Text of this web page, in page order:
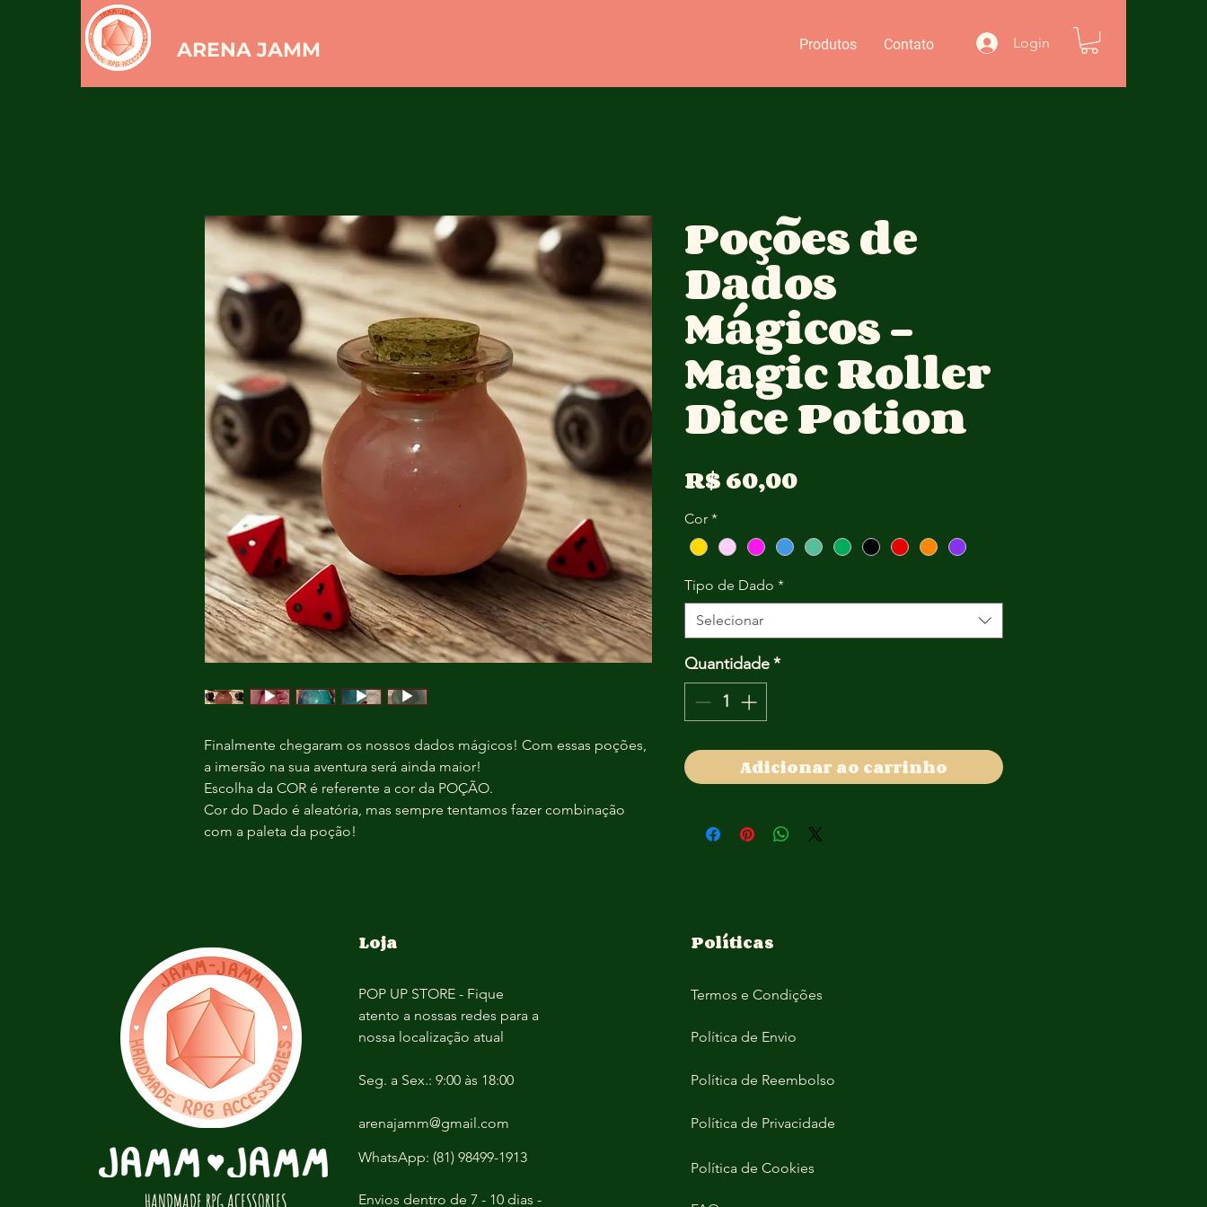
ARENA JAMM Produtos Contato Login
Finalmente chegaram os nossos dados mágicos! Com essas poções,
a imersão na sua aventura será ainda maior!
Escolha da COR é referente a cor da POÇÃO.
Cor do Dado é aleatória, mas sempre tentamos fazer combinação
com a paleta da poção!
Poções de
Dados
Mágicos -
Magic Roller
Dice Potion
R$ 60,00Preço
Cor *
Tipo de Dado *
Selecionar
Quantidade*
Adicionar ao carrinho
HANDMADE RPG ACESSORIES
Loja
POP UP STORE - Fique
atento a nossas redes para a
nossa localização atual
Seg. a Sex.: 9:00 às 18:00
arenajamm@gmail.com
WhatsApp: (81) 98499-1913
Envios dentro de 7 - 10 dias -
Políticas
Termos e Condições
Política de Envio
Política de Reembolso
Política de Privacidade
Política de Cookies